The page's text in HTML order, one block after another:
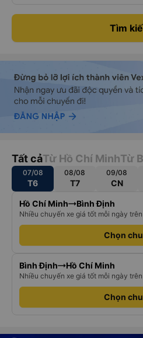
Tìm
Tất cảTừ Hồ Chí MinhTừ
07/08
T6
08/08
T7
09/08
CN
Hồ Chí Minh Bình Định
Nhiều chuyến xe giá tốt mỗi ngày
Chọn
Bình Định Hồ Chí Minh
Nhiều chuyến xe giá tốt mỗi ngày
Chọn